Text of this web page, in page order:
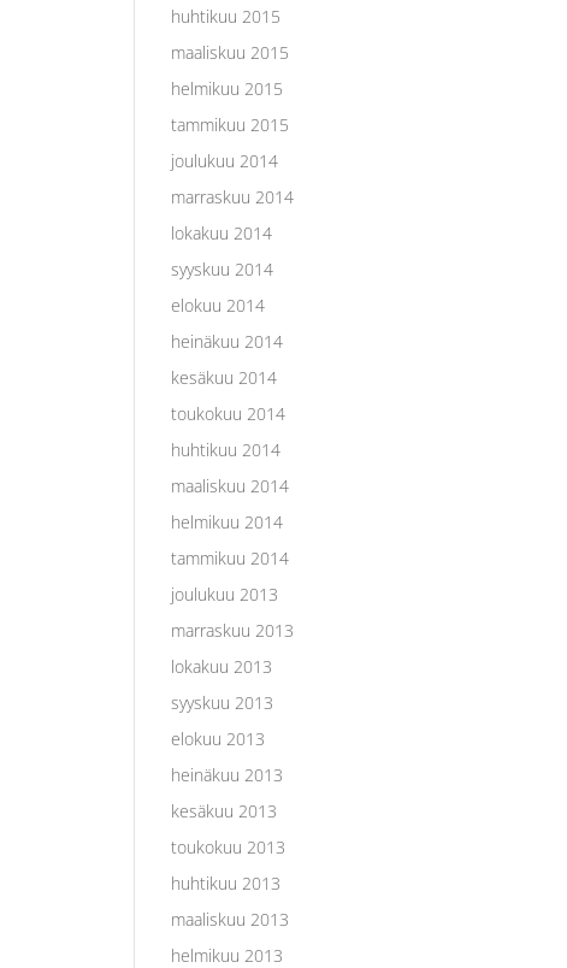
huhtikuu 2015
maaliskuu 2015
helmikuu 2015
tammikuu 2015
joulukuu 2014
marraskuu 2014
lokakuu 2014
syyskuu 2014
elokuu 2014
heinäkuu 2014
kesäkuu 2014
toukokuu 2014
huhtikuu 2014
maaliskuu 2014
helmikuu 2014
tammikuu 2014
joulukuu 2013
marraskuu 2013
lokakuu 2013
syyskuu 2013
elokuu 2013
heinäkuu 2013
kesäkuu 2013
toukokuu 2013
huhtikuu 2013
maaliskuu 2013
helmikuu 2013